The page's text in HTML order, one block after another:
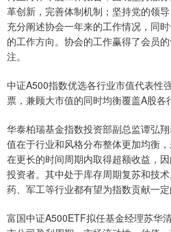
革创新，完善体制机制；坚持党的领
充分阐述协会一年来的工作情况，同
的工作方向。协会的工作赢得了会员
注。
中证A500指数优选各行业市值代表性
票，兼顾大市值的同时均衡覆盖A股各
华泰柏瑞基金指数投资部副总监谭弘
值在于行业和风格分布整体更加均衡
在更长的时间周期内取得超额收益，
投资者。其中处于库存周期复苏和技
药、军工等行业都有望为指数贡献一定
富国中证A500ETF拟任基金经理苏华